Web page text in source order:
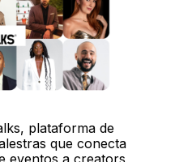
plataforma de
que conecta